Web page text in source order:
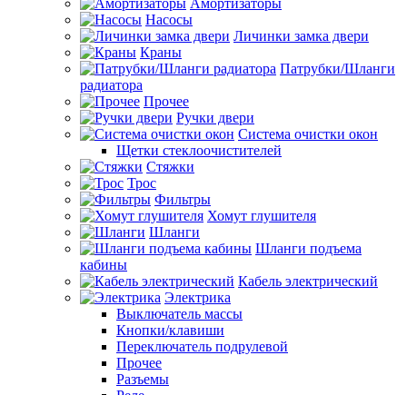
Амортизаторы
Насосы
Личинки замка двери
Краны
Патрубки/Шланги
радиатора
Прочее
Ручки двери
Система очистки окон
Щетки стеклоочистителей
Стяжки
Трос
Фильтры
Хомут глушителя
Шланги
Шланги подъема
кабины
Кабель электрический
Электрика
Выключатель массы
Кнопки/клавиши
Переключатель подрулевой
Прочее
Разъемы